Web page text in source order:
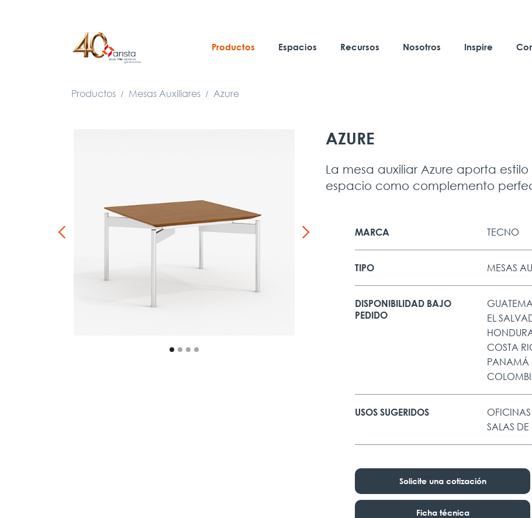
Productos Espacios Recursos Nosotros Inspire
Productos / Mesas Auxiliares / Azure
AZURE
La mesa auxiliar Azure aporta
espacio como complemento
MARCA TECNO
TIPO MESAS
DISPONIBILIDAD BAJO
PEDIDO
EL
COSTA
PANAMÁ
USOS SUGERIDOS
SALAS DE
Solicite una cotización
Ficha técnica